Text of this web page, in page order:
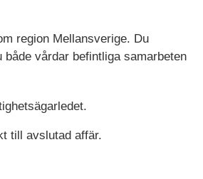
region Mellansverige. Du
vårdar befintliga samarbeten
till avslutad affär.